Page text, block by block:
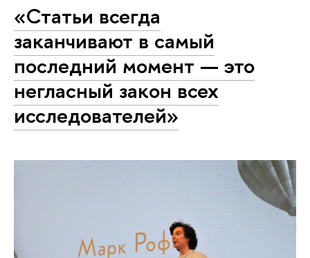
«Статьи всегда
заканчивают в самый
последний момент — это
негласный закон всех
исследователей»